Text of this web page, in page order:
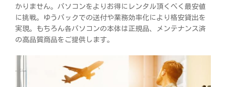
かりません。パソコンをよりお得にレンタル頂くべく最安値
に挑戦。ゆうパックでの送付や業務効率化により格安貸出を
実現。もちろん各パソコンの本体は正規品、メンテナンス済
の高品質商品をご提供します。